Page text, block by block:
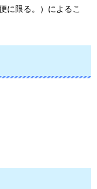
に限る。）によるこ